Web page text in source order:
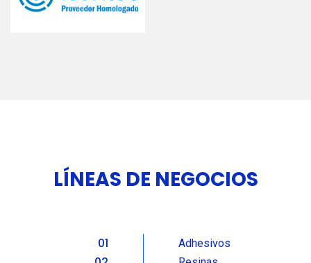
LÍNEAS DE NEGOCIOS
01 Adhesivos